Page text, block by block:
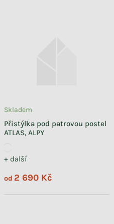
Přistýlka pod patrovou postel
ATLAS, ALPY
+ další
Skladem
od 2 690 Kč